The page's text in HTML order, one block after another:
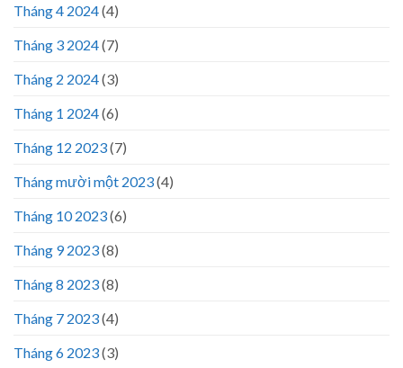
Tháng 4 2024(4)
Tháng 3 2024(7)
Tháng 2 2024(3)
Tháng 1 2024(6)
Tháng 12 2023(7)
Tháng mười một 2023(4)
Tháng 10 2023(6)
Tháng 9 2023(8)
Tháng 8 2023(8)
Tháng 7 2023(4)
Tháng 6 2023(3)